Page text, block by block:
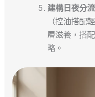
建構日夜分
（控油搭配
層滋養，搭
略。